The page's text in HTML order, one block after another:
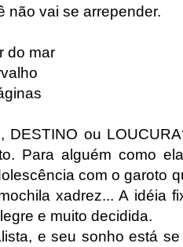
não vai se arrepender.
do mar
DESTINO ou
Para alguém como
com o garoto
xadrez... A idéia
e muito decidida.
e seu sonho está